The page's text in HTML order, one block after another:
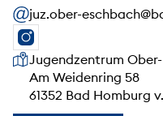
juz.ober-
Unsere Anschrift
Jugendzentrum
Am Weidenring 58
61352 Bad Homburg